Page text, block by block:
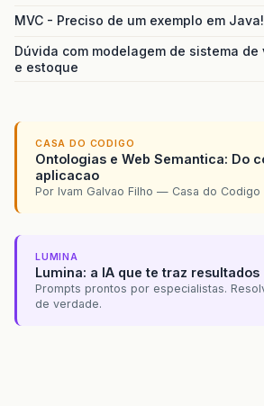
MVC - Preciso de um exemplo em Java!
Dúvida com modelagem de sistema de
e estoque
CASA DO CODIGO
Ontologias e Web Semantica: Do
aplicacao
Por Ivam Galvao Filho — Casa do Codigo
LUMINA
Lumina: a IA que te traz resultados
Prompts prontos por especialistas.
de verdade.